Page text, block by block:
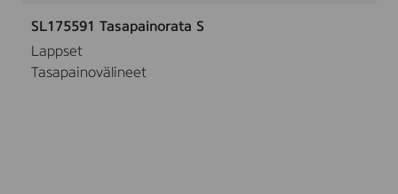
SL175591 Tasapainorata S
Lappset
Tasapainovälineet